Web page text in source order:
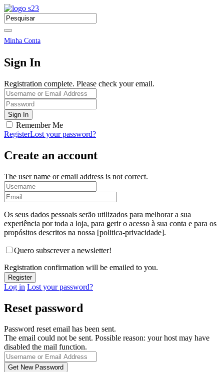
Minha Conta
Sign In
Registration complete. Please check your email.
Remember Me
RegisterLost your password?
Create an account
The user name or email address is not correct.
Os seus dados pessoais serão utilizados para melhorar a sua
experiência por toda a loja, para gerir o acesso à sua conta e para os
propósitos descritos na nossa [politica-privacidade].
Quero subscrever a newsletter!
Registration confirmation will be emailed to you.
Log in Lost your password?
Reset password
Password reset email has been sent.
The email could not be sent. Possible reason: your host may have
disabled the mail function.